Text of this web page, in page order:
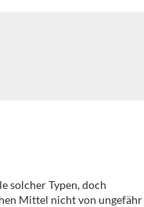
solcher Typen, doch
Mittel nicht von ungefähr